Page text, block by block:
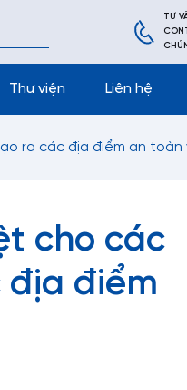
TƯ
Thư viện Liên hệ
ra các địa điểm an toàn
cho các
địa điểm